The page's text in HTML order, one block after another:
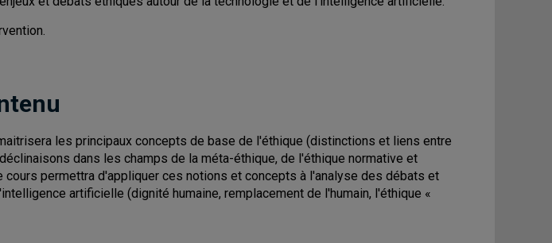
les principaux concepts de base de l'éthique (distinctions et liens entre
dans les champs de la méta-éthique, de l'éthique normative et
cours permettra d'appliquer ces notions et concepts à l'analyse des débats et
artificielle (dignité humaine, remplacement de l'humain, l'éthique «